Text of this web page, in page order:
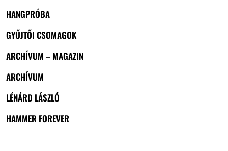
HANGPRÓBA
GYŰJTŐI CSOMAGOK
ARCHÍVUM – MAGAZIN
ARCHÍVUM
LÉNÁRD LÁSZLÓ
HAMMER FOREVER